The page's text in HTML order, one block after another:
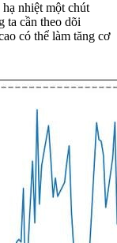
nhiệt một chút
ta cần theo dõi
có thể làm tăng cơ